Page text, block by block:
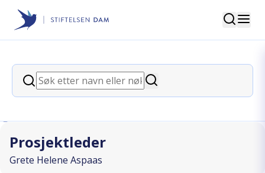
Stiftelsen Dam
Søk
Søk
Søk
back
"Petra" - gir fart og spenning
Prosjektleder
Grete Helene Aspaas